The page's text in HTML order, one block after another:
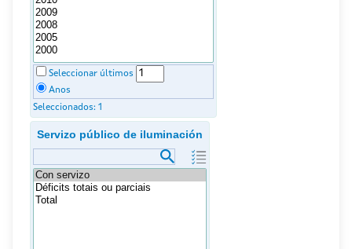
Seleccionar últimos
Anos
Seleccionados: 1
Servizo público de iluminación